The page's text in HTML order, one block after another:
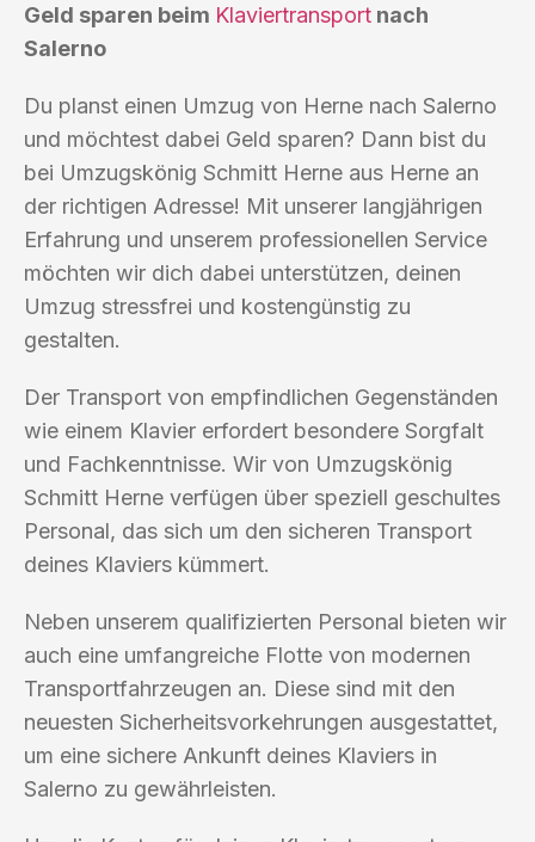
Geld sparen beim Klaviertransport nach
Salerno
Du planst einen Umzug von Herne nach Salerno
und möchtest dabei Geld sparen? Dann bist du
bei Umzugskönig Schmitt Herne aus Herne an
der richtigen Adresse! Mit unserer langjährigen
Erfahrung und unserem professionellen Service
möchten wir dich dabei unterstützen, deinen
Umzug stressfrei und kostengünstig zu
gestalten.
Der Transport von empfindlichen Gegenständen
wie einem Klavier erfordert besondere Sorgfalt
und Fachkenntnisse. Wir von Umzugskönig
Schmitt Herne verfügen über speziell geschultes
Personal, das sich um den sicheren Transport
deines Klaviers kümmert.
Neben unserem qualifizierten Personal bieten wir
auch eine umfangreiche Flotte von modernen
Transportfahrzeugen an. Diese sind mit den
neuesten Sicherheitsvorkehrungen ausgestattet,
um eine sichere Ankunft deines Klaviers in
Salerno zu gewährleisten.